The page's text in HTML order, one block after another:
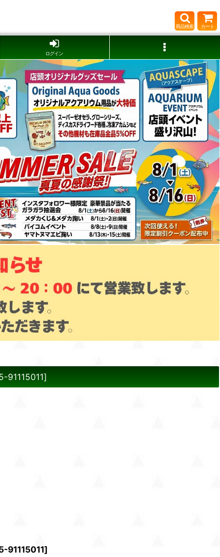
商品検索 カート
ログイン
91115011]
91115011]